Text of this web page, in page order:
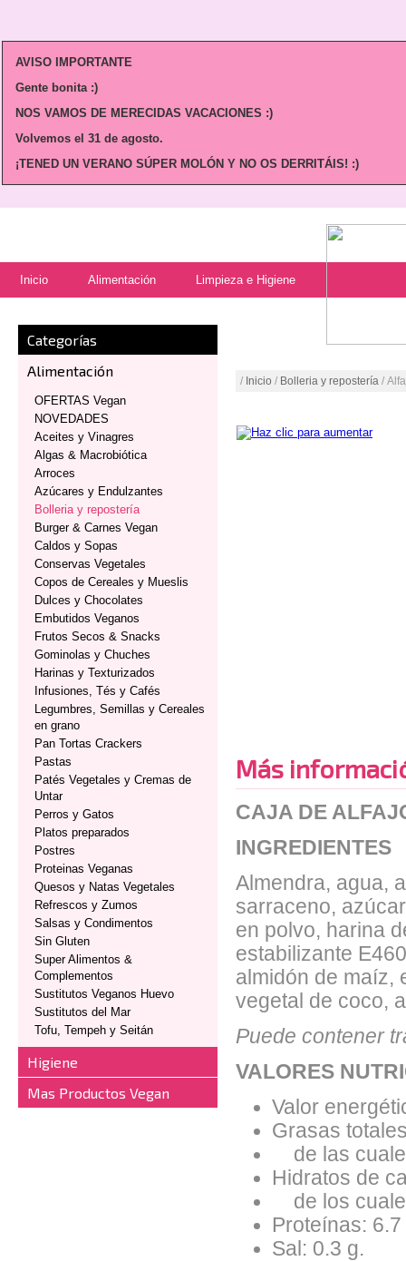
AVISO IMPORTANTE
Gente bonita :)
NOS VAMOS DE MERECIDAS VACACIONES :)
Volvemos el 31 de agosto.
¡TENED UN VERANO SÚPER MOLÓN Y NO OS DERRITÁIS! :)
Inicio Alimentación Limpieza e Higiene
Categorías
Alimentación
OFERTAS Vegan
NOVEDADES
Aceites y Vinagres
Algas & Macrobiótica
Arroces
Azúcares y Endulzantes
Bolleria y repostería
Burger & Carnes Vegan
Caldos y Sopas
Conservas Vegetales
Copos de Cereales y Mueslis
Dulces y Chocolates
Embutidos Veganos
Frutos Secos & Snacks
Gominolas y Chuches
Harinas y Texturizados
Infusiones, Tés y Cafés
Legumbres, Semillas y Cereales
en grano
Pan Tortas Crackers
Pastas
Patés Vegetales y Cremas de
Untar
Perros y Gatos
Platos preparados
Postres
Proteinas Veganas
Quesos y Natas Vegetales
Refrescos y Zumos
Salsas y Condimentos
Sin Gluten
Super Alimentos &
Complementos
Sustitutos Veganos Huevo
Sustitutos del Mar
Tofu, Tempeh y Seitán
Higiene
Mas Productos Vegan
/ Inicio / Bolleria y repostería /
Más
CAJA DE
INGREDIENTES
Almendra, agua,
sarraceno,
en polvo, harina
estabilizante
almidón de maíz,
vegetal de coco,
Puede contener
VALORES
Valor
Grasas
de las
Hidratos de
de los
Proteínas: 6.7
Sal: 0.3 g.